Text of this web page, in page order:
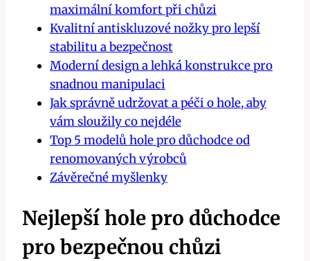
maximální komfort při chůzi
Kvalitní antiskluzové nožky pro lepší
stabilitu a bezpečnost
Moderní design a lehká konstrukce pro
snadnou manipulaci
Jak správně udržovat a péči o hole, aby
vám sloužily co nejdéle
Top 5 modelů hole pro důchodce od
renomovaných výrobců
Závěrečné myšlenky
Nejlepší hole pro důchodce
pro bezpečnou chůzi